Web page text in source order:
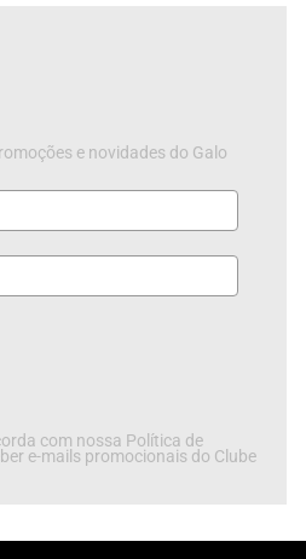
e novidades do Galo
com nossa Política de
e-mails promocionais do Clube